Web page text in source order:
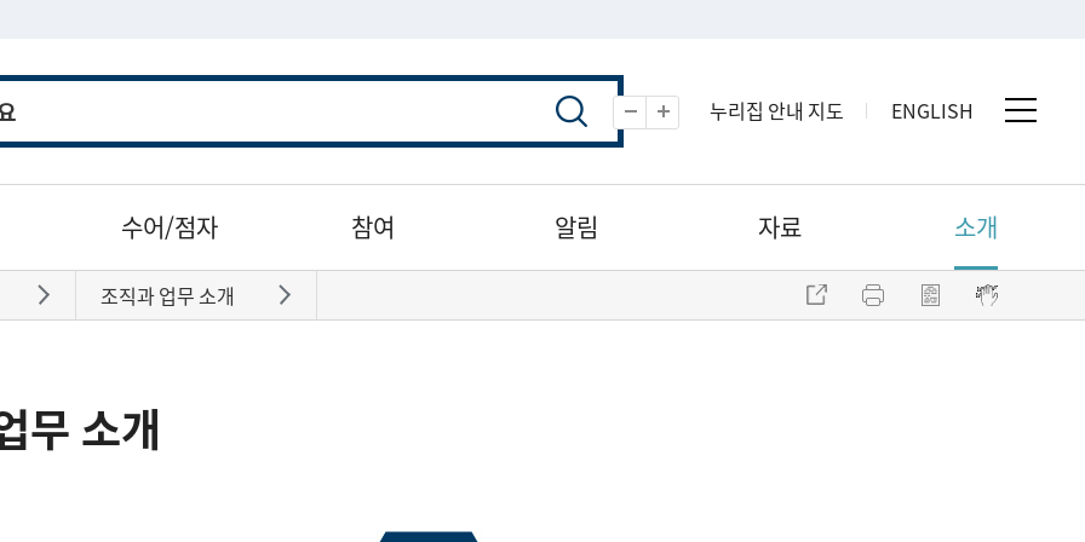
축소 누리집 안내 지도 ENGLISH
수어/점자 참여 알림 자료 소개
바로가기조직과 업무 소개 주소 복사 프린트 점자파일 내려받기
무 소개